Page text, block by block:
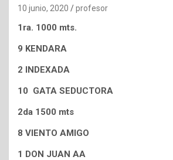
10 junio, 2020 profesor
1ra. 1000 mts.
9 KENDARA
2 INDEXADA
10 GATA SEDUCTORA
2da 1500 mts
8 VIENTO AMIGO
1 DON JUAN AA